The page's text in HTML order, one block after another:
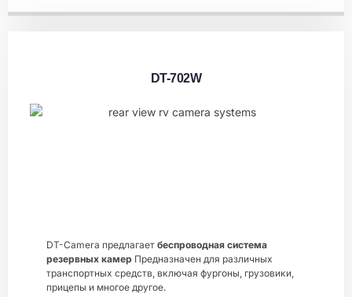
DT-702W
DT-Camera предлагает беспроводная система
резервных камер Предназначен для различных
транспортных средств, включая фургоны, грузовики,
прицепы и многое другое.